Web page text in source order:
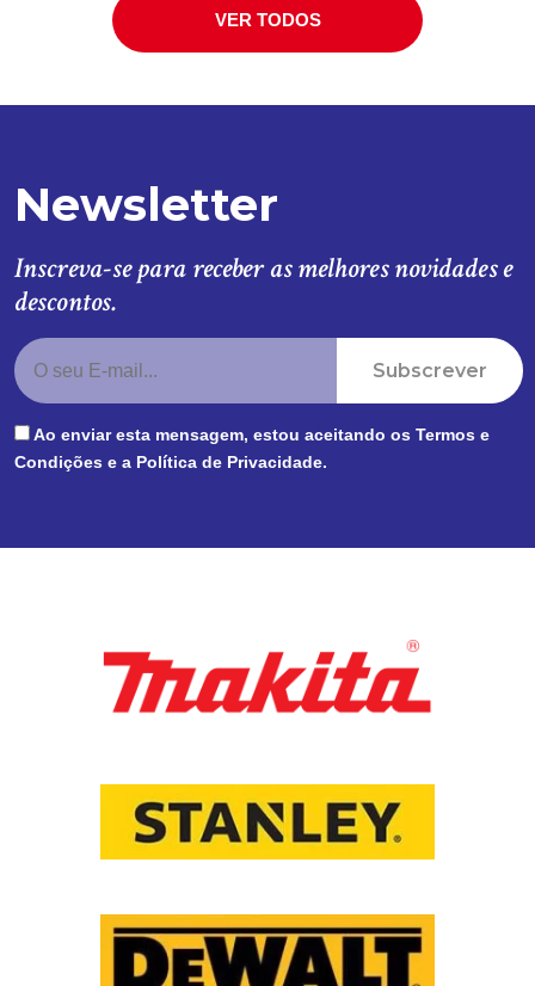
VER TODOS
Newsletter
Inscreva-se para receber as melhores novidades e
descontos.
Subscrever
Ao enviar esta mensagem, estou aceitando os Termos e
Condições e a Política de Privacidade.